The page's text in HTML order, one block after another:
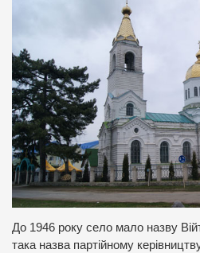
До 1946 року село мало назву
така назва партійному